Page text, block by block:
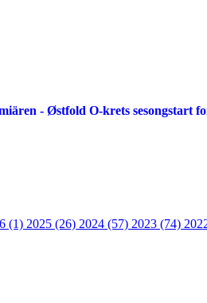
- Østfold O-krets sesongstart
(1) 2025 (26) 2024 (57) 2023 (74)